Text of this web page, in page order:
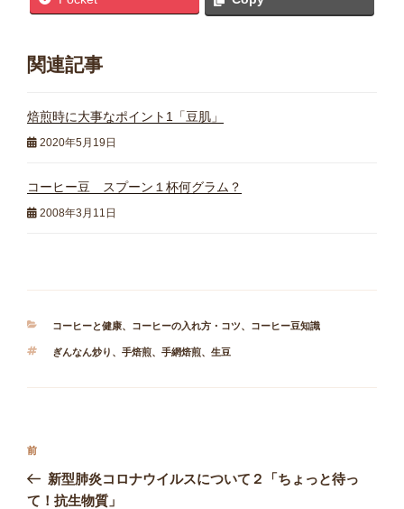
関連記事
焙煎時に大事なポイント1「豆肌」
2020年5月19日
コーヒー豆 スプーン１杯何グラム？
2008年3月11日
カ
ゴ
ー
コーヒーと健康、 コーヒーの入れ方・コツ、 コーヒー豆知識
タ
ぎんなん炒り 、 手焙煎、 手網焙煎、 生豆
投
ナ
前
の
投
前
新型肺炎コロナウイルスについて２「ちょっと待っ
て！抗生物質」